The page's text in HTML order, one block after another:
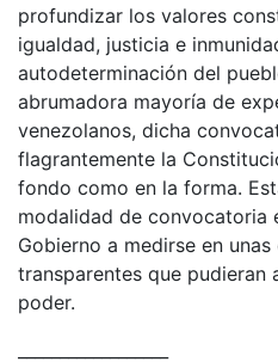
profundizar los valores
igualdad, justicia e
autodeterminación del
abrumadora mayoría de
venezolanos, dicha
flagrantemente la
fondo como en la forma.
modalidad de convocatoria
Gobierno a medirse en
transparentes que pudieran
poder.